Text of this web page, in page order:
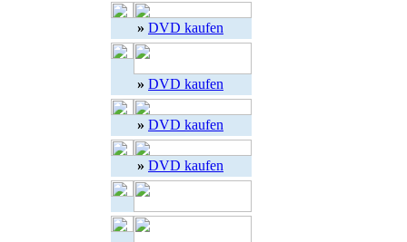
» DVD kaufen
» DVD kaufen
» DVD kaufen
» DVD kaufen